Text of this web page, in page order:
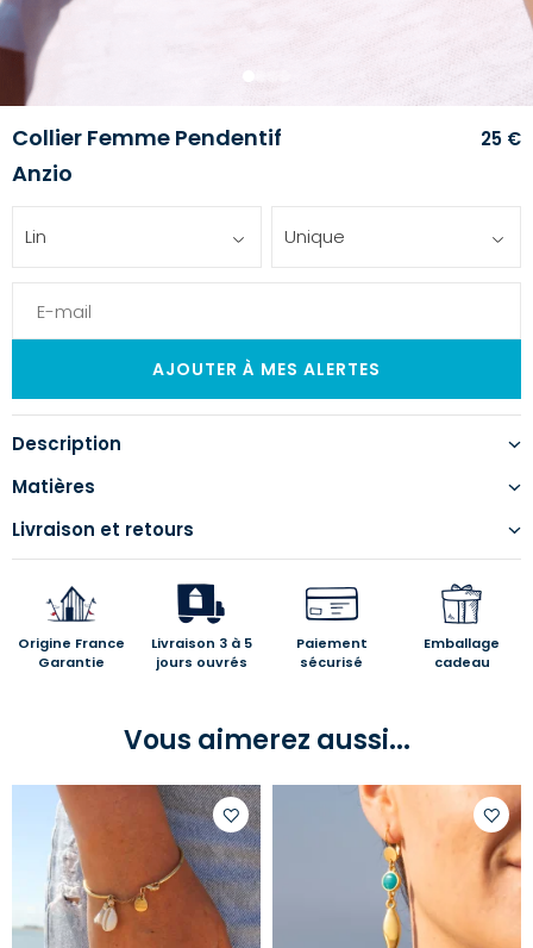
23
Collier Femme Pendentif
Anzio
25 €
Lin Unique
Description
Matières
Livraison et retours
Origine France
Garantie
Livraison 3 à 5
jours ouvrés
Paiement
sécurisé
Emballage
cadeau
Vous aimerez aussi...
Ajouter
à
votre
liste
à
votre
liste